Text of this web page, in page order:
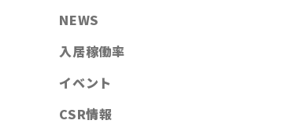
NEWS
入居稼働率
イベント
CSR情報